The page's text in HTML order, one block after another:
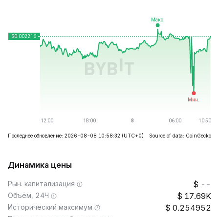
Последнее обновление: 2026-08-08 10:58:32 (UTC+0) Source of data: CoinGecko
Динамика цены
Рын. капитализация --
Объём, 24Ч 17.69K
Исторический максимум 0.254952